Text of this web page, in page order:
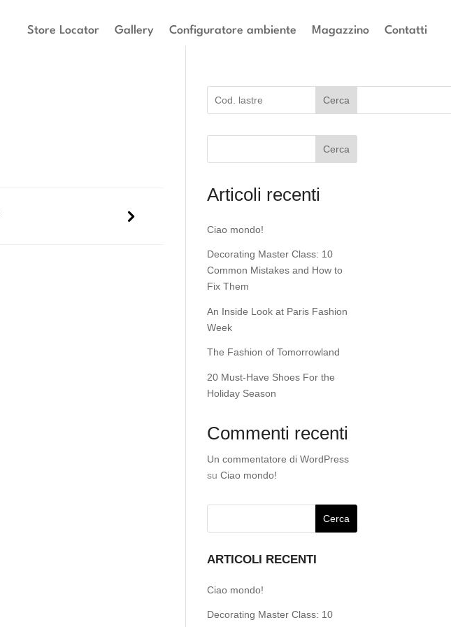
Store Locator Gallery Configuratore ambiente Magazzino Contatti
Cerca
Cerca
Articoli recenti
Ciao mondo!
Decorating Master Class: 10
Common Mistakes and How to
Fix Them
An Inside Look at Paris Fashion
Week
The Fashion of Tomorrowland
20 Must-Have Shoes For the
Holiday Season
Commenti recenti
Un commentatore di WordPress
su Ciao mondo!
ARTICOLI RECENTI
Ciao mondo!
Decorating Master Class: 10